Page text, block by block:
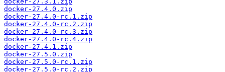
docker-27.4.0.zip
docker-27.4.0-rc.1.zip
docker-27.4.0-rc.2.zip
docker-27.4.0-rc.3.zip
docker-27.4.0-rc.4.zip
docker-27.4.1.zip
docker-27.5.0.zip
docker-27.5.0-rc.1.zip
docker-27.5.0-rc.2.zip